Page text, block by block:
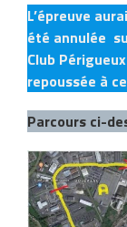
L’épreuve
été annulée
Club
repoussée à
Parcours ci-